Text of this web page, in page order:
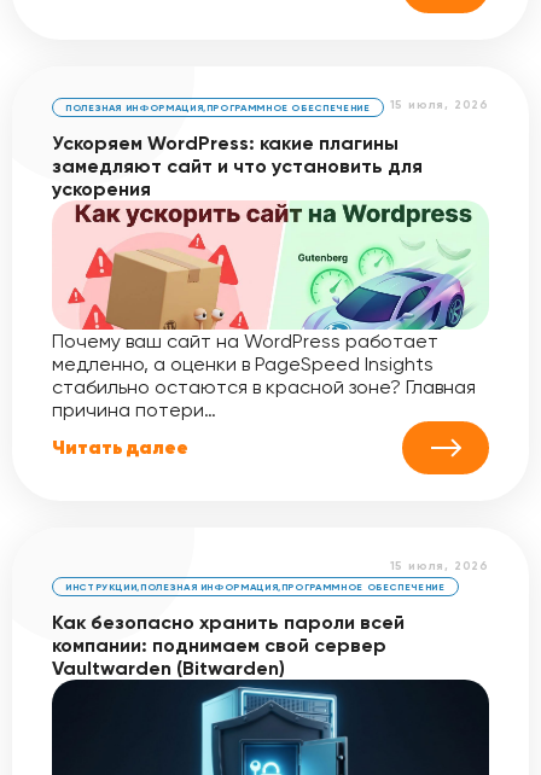
15 июля, 2026
ПОЛЕЗНАЯ ИНФОРМАЦИЯ,ПРОГРАММНОЕ ОБЕСПЕЧЕНИЕ
Ускоряем WordPress: какие плагины
замедляют сайт и что установить для
ускорения
Почему ваш сайт на WordPress работает
медленно, а оценки в PageSpeed Insights
стабильно остаются в красной зоне? Главная
причина потери…
Читать далее
15 июля, 2026
ИНСТРУКЦИИ,ПОЛЕЗНАЯ ИНФОРМАЦИЯ,ПРОГРАММНОЕ ОБЕСПЕЧЕНИЕ
Как безопасно хранить пароли всей
компании: поднимаем свой сервер
Vaultwarden (Bitwarden)